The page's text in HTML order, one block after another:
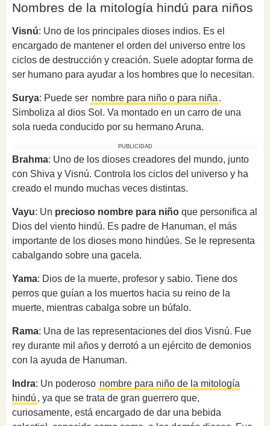
Nombres de la mitología hindú para niños
Visnú: Uno de los principales dioses indios. Es el
encargado de mantener el orden del universo entre los
ciclos de destrucción y creación. Suele adoptar forma de
ser humano para ayudar a los hombres que lo necesitan.
Surya: Puede ser nombre para niño o para niña .
Simboliza al dios Sol. Va montado en un carro de una
sola rueda conducido por su hermano Aruna.
PUBLICIDAD
Brahma: Uno de los dioses creadores del mundo, junto
con Shiva y Visnú. Controla los ciclos del universo y ha
creado el mundo muchas veces distintas.
Vayu: Un precioso nombre para niño que personifica al
Dios del viento hindú. Es padre de Hanuman, el más
importante de los dioses mono hindúes. Se le representa
cabalgando sobre una gacela.
Yama: Dios de la muerte, profesor y sabio. Tiene dos
perros que guían a los muertos hacia su reino de la
muerte, mientras cabalga sobre un búfalo.
Rama: Una de las representaciones del dios Visnú. Fue
rey durante mil años y derrotó a un ejército de demonios
con la ayuda de Hanuman.
Indra: Un poderoso nombre para niño de la mitología
hindú , ya que se trata de gran guerrero que,
curiosamente, está encargado de dar una bebida